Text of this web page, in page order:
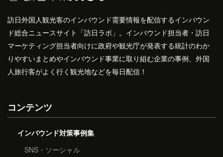
訪日外国人観光客のインバウンド需要情報を配信するインバウン
ド総合ニュースサイト「訪日ラボ」。インバウンド担当者・訪日
マーケティング担当者向けに政府や観光庁が発表する統計のわか
りやすいまとめやインバウンド事業に取り組む企業の事例、外国
人旅行客がよく行く観光地などを毎日配信！
コンテンツ
インバウンド対策事例集
SNS・ソーシャル